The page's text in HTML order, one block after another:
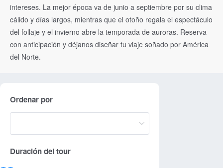
intereses. La mejor época va de junio a septiembre por su clima
cálido y días largos, mientras que el otoño regala el espectáculo
del follaje y el invierno abre la temporada de auroras. Reserva
con anticipación y déjanos diseñar tu viaje soñado por América
del Norte.
Ordenar por
Duración del tour